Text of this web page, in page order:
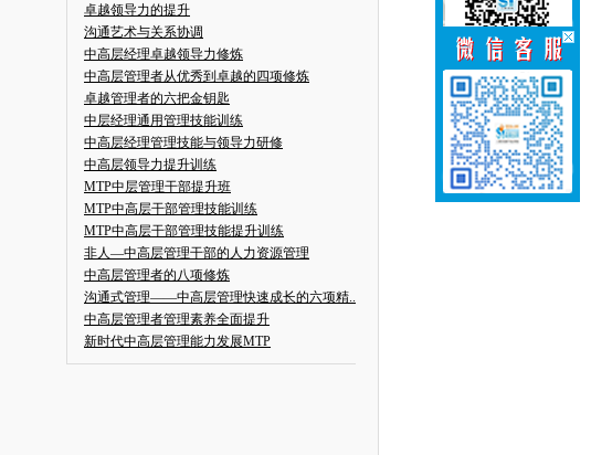
卓越领导力的提升
沟通艺术与关系协调
中高层经理卓越领导力修炼
中高层管理者从优秀到卓越的四项修炼
卓越管理者的六把金钥匙
中层经理通用管理技能训练
中高层经理管理技能与领导力研修
中高层领导力提升训练
MTP中层管理干部提升班
MTP中高层干部管理技能训练
MTP中高层干部管理技能提升训练
非人—中高层管理干部的人力资源管理
中高层管理者的八项修炼
沟通式管理——中高层管理快速成长的六项精..
中高层管理者管理素养全面提升
新时代中高层管理能力发展MTP